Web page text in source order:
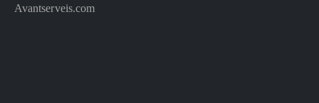
Avantserveis.com